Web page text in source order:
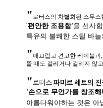
" 로터스의 차별회된 스무
'편안한 조용함'을 선사
특유의 불쾌한 스틸 바
"매끄럽고 견고한 케이블
뜰 때도 걸리거나 걸리지 않
"로터스파미르 세트의
'손으로 무언가를 창조
아름다워야하는 것은 아